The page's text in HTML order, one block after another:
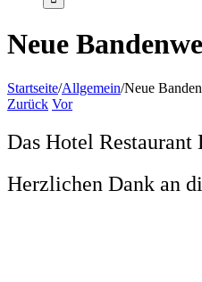
Neue
Startseite/Allgemein/Neue
Zurück Vor
Das Hotel Restaurant
Herzlichen Dank an